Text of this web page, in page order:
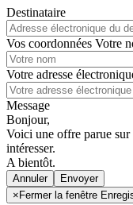
Destinataire
Vos coordonnées Votre
Votre adresse
Message
Bonjour,
Voici une offre parue
intéresser.
A bientôt.
Annuler
× Fermer la fenêtre